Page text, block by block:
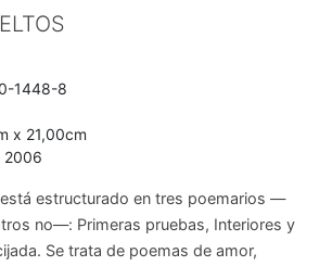
1448-8
x 21,00cm
2006
está estructurado en tres poemarios —
no—: Primeras pruebas, Interiores y
Se trata de poemas de amor,